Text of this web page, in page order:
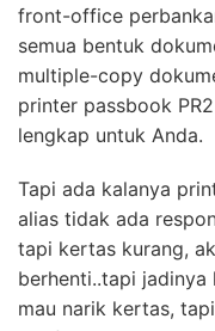
front-office
semua bentuk
multiple-copy
printer passbook
lengkap untuk Anda.
Tapi ada kalanya
alias tidak ada
tapi kertas kurang,
berhenti..tapi
mau narik kertas,